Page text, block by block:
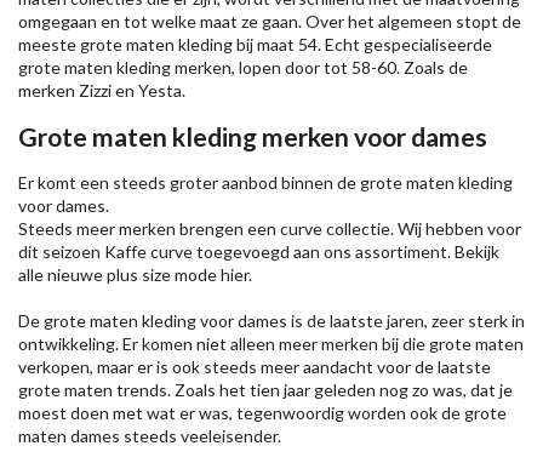
omgegaan en tot welke maat ze gaan. Over het algemeen stopt de
meeste grote maten kleding bij maat 54. Echt gespecialiseerde
grote maten kleding merken, lopen door tot 58-60. Zoals de
merken Zizzien Yesta.
Grote maten kleding merken voor dames
Er komt een steeds groter aanbod binnen de grote maten kleding
voor dames.
Steeds meer merken brengen een curve collectie. Wij hebben voor
dit seizoen Kaffecurve toegevoegd aan ons assortiment. Bekijk
alle nieuweplus size modehier.
De grote maten kleding voor dames is de laatste jaren, zeer sterk in
ontwikkeling. Er komen niet alleen meer merken bij die grote maten
verkopen, maar er is ook steeds meer aandacht voor de laatste
grote maten trends. Zoals het tien jaar geleden nog zo was, dat je
moest doen met wat er was, tegenwoordig worden ook de grote
maten dames steeds veeleisender.